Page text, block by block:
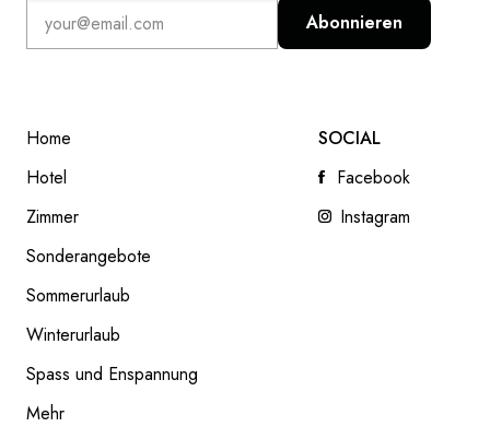
READ NEXTKIDS & TEENS CLUB
Abonnieren
Home
Hotel
Zimmer
Sonderangebote
Sommerurlaub
Winterurlaub
Spass und Enspannung
Mehr
SOCIAL
Facebook
Instagram